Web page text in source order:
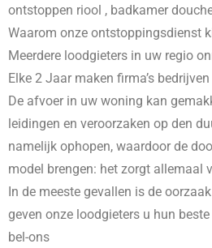
ontstoppen riool , badkamer
Waarom onze ontstoppingsdienst
Meerdere loodgieters in uw regio
Elke 2 Jaar maken firma’s
De afvoer in uw woning kan
leidingen en veroorzaken op den
namelijk ophopen, waardoor de
model brengen: het zorgt allemaal
In de meeste gevallen is de
geven onze loodgieters u hun
bel-ons